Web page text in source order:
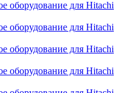
оборудование для Hitachi
оборудование для Hitachi
оборудование для Hitachi
оборудование для Hitachi